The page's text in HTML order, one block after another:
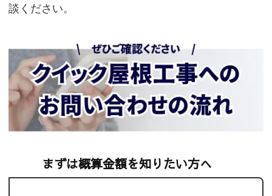
談ください。
まずは概算金額を知りたい方へ